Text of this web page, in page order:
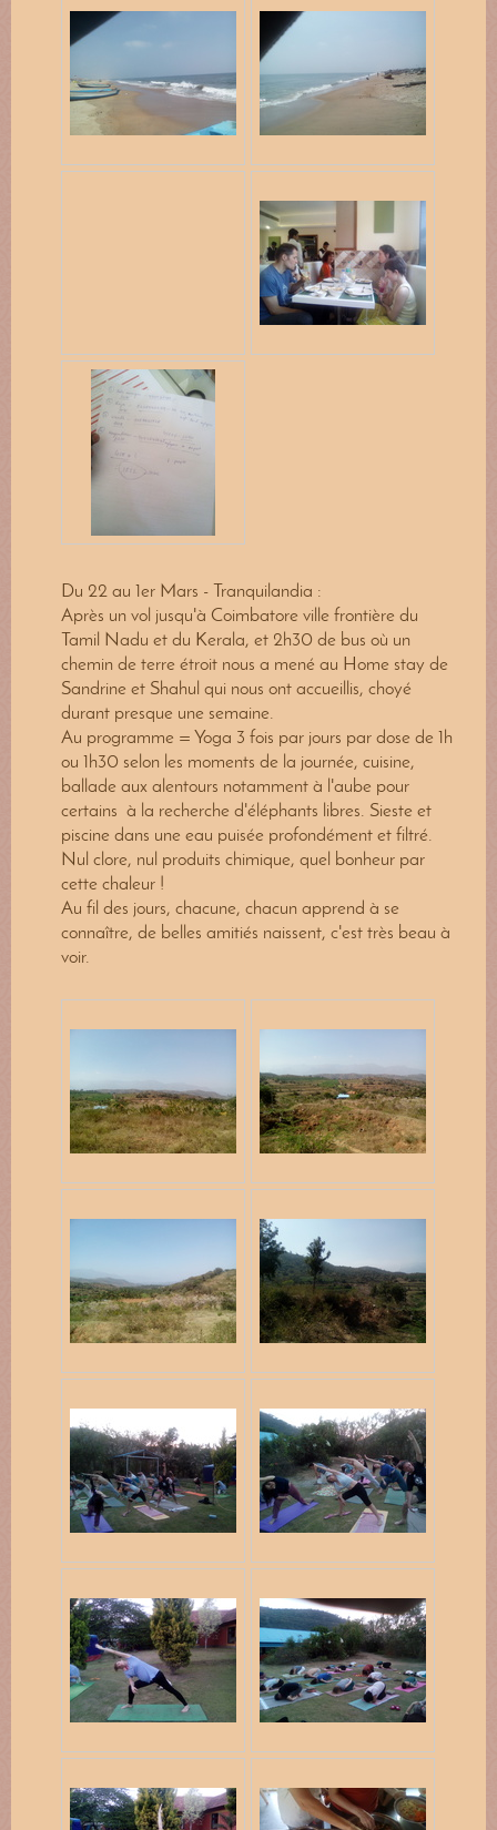
Du 22 au 1er Mars - Tranquilandia :
Après un vol jusqu'à Coimbatore ville frontière du
Tamil Nadu et du Kerala, et 2h30 de bus où un
chemin de terre étroit nous a mené au Home stay de
Sandrine et Shahul qui nous ont accueillis, choyé
durant presque une semaine.
Au programme = Yoga 3 fois par jours par dose de 1h
ou 1h30 selon les moments de la journée, cuisine,
ballade aux alentours notamment à l'aube pour
certains à la recherche d'éléphants libres. Sieste et
piscine dans une eau puisée profondément et filtré.
Nul clore, nul produits chimique, quel bonheur par
cette chaleur !
Au fil des jours, chacune, chacun apprend à se
connaître, de belles amitiés naissent, c'est très beau à
voir.